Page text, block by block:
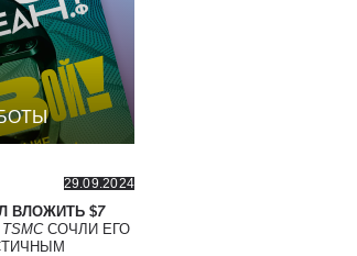
29.09.2024
ВЛОЖИТЬ $7
TSMC СОЧЛИ ЕГО